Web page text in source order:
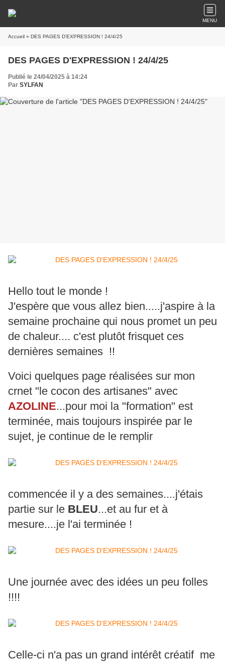
MENU
Accueil » DES PAGES D'EXPRESSION ! 24/4/25
DES PAGES D'EXPRESSION ! 24/4/25
Publié le 24/04/2025 à 14:24
Par SYLFAN
Hello tout le monde !
J'espère que vous allez bien.....j'aspire à la
semaine prochaine qui nous promet un peu
de chaleur.... c'est plutôt frisquet ces
dernières semaines !!
Voici quelques page réalisées sur mon
crnet "le cocon des artisanes" avec
AZOLINE...pour moi la "formation" est
terminée, mais toujours inspirée par le
sujet, je continue de le remplir
commencée il y a des semaines....j'étais
partie sur le BLEU...et au fur et à
mesure....je l'ai terminée !
Une journée avec des idées un peu folles
!!!!
Celle-ci n'a pas un grand intérêt créatif me